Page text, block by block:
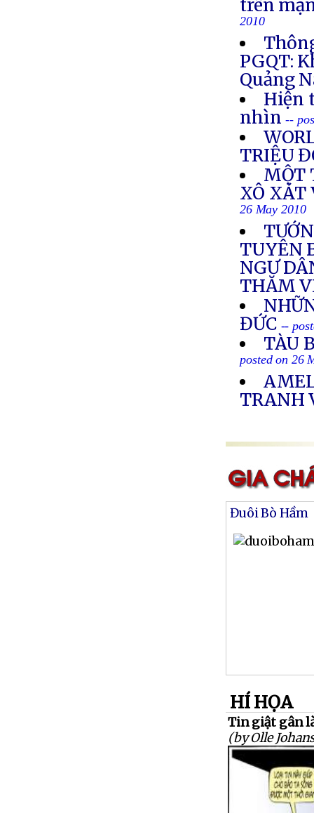
trên
2010
PGQT:
Quảng
Hiện
nhìn --
TRIỆU
MỘT
XÔ XÁT
26 May 2010
TUYÊN
NGƯ
THĂM
ĐỨC --
TÀU
posted on 26
TRANH
Đuôi Bò Hầm
HÍ HỌA
Tin giật gân
(by Olle